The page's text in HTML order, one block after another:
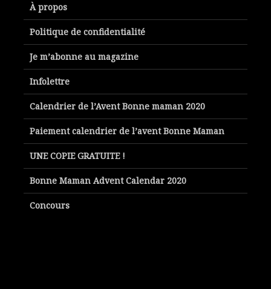
À propos
Politique de confidentialité
Je m’abonne au magazine
Infolettre
Calendrier de l’Avent Bonne maman 2020
Paiement calendrier de l’avent Bonne Maman
UNE COPIE GRATUITE !
Bonne Maman Advent Calendar 2020
Concours